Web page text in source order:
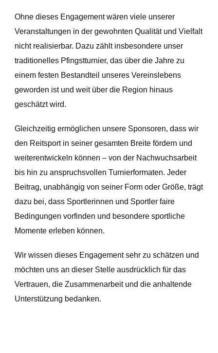
Ohne dieses Engagement wären viele unserer
Veranstaltungen in der gewohnten Qualität und Vielfalt
nicht realisierbar. Dazu zählt insbesondere unser
traditionelles Pfingstturnier, das über die Jahre zu
einem festen Bestandteil unseres Vereinslebens
geworden ist und weit über die Region hinaus
geschätzt wird.
Gleichzeitig ermöglichen unsere Sponsoren, dass wir
den Reitsport in seiner gesamten Breite fördern und
weiterentwickeln können – von der Nachwuchsarbeit
bis hin zu anspruchsvollen Turnierformaten. Jeder
Beitrag, unabhängig von seiner Form oder Größe, trägt
dazu bei, dass Sportlerinnen und Sportler faire
Bedingungen vorfinden und besondere sportliche
Momente erleben können.
Wir wissen dieses Engagement sehr zu schätzen und
möchten uns an dieser Stelle ausdrücklich für das
Vertrauen, die Zusammenarbeit und die anhaltende
Unterstützung bedanken.